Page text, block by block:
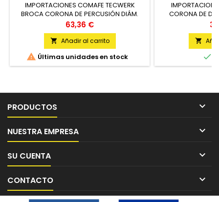
IMPORTACIONES COMAFE TECWERK
BROCA CORONA DE PERCUSIÓN DIÁM.
NOMINAL 80 MM X L TOTAL 180 UNIDAD
Precio
63,36 €
 Añadir al carrito
 Últimas unidades en stock
CORONA DE
LONGITUD DE


PRODUCTOS 
NUESTRA EMPRESA 
SU CUENTA 
CONTACTO 